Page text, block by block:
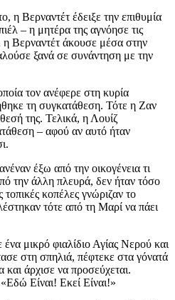
η Βερναντέτ έδειξε την επιθυμία
– η μητέρα της αγνόησε τις
Βερναντέτ άκουσε μέσα στην
ξανά σε συνάντηση με την
τον ανέφερε στη κυρία
τη συγκατάθεση. Τότε η Ζαν
της. Τελικά, η Λουίζ
– αφού αν αυτό ήταν
έξω από την οικογένεια τι
την άλλη πλευρά, δεν ήταν τόσο
κοπέλες γνώριζαν το
τότε από τη Μαρί να πάει
μικρό φιαλίδιο Αγίας Νερού και
στη σπηλιά, πέφτεκε στα γόνατά
και άρχισε να προσεύχεται.
Είναι! Εκεί Είναι!»